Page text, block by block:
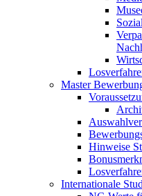
Master
Hinweise
Internationale